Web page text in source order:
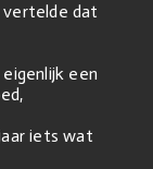
vertelde dat
een
iets wat